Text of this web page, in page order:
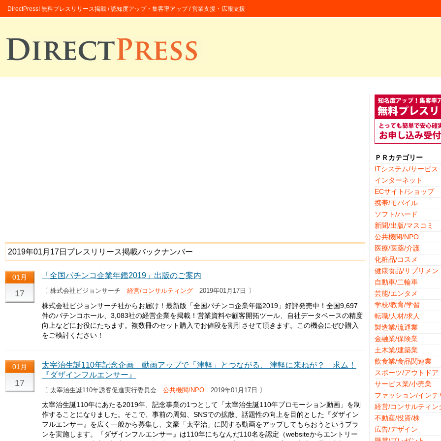
DirectPress! 無料プレスリリース掲載 / 認知度アップ・集客率アップ / 営業支援・広報支援
2019年01月17日プレスリリース掲載バックナンバー
01月
17
「全国パチンコ企業年鑑2019」出版のご案内
〔 株式会社ビジョンサーチ 経営/コンサルティング 2019年01月17日 〕
株式会社ビジョンサーチ社からお届け！最新版「全国パチンコ企業年鑑2019」好評発売中！全国9,697
件のパチンコホール、3,083社の経営企業を掲載！営業資料や顧客開拓ツール、自社データベースの精度
向上などにお役にたちます。複数冊のセット購入でお値段を割引させて頂きます。この機会にぜひ購入
をご検討ください！
01月
17
太宰治生誕110年記念企画 動画アップで「津軽」とつながる、 津軽に来ねが？ 求ム！
『ダザインフルエンサー』
〔 太宰治生誕110年誘客促進実行委員会 公共機関/NPO 2019年01月17日 〕
太宰治生誕110年にあたる2019年、記念事業の1つとして「太宰治生誕110年プロモーション動画」を制
作することになりました。そこで、事前の周知、SNSでの拡散、話題性の向上を目的とした『ダザイン
フルエンサー』を広く一般から募集し、文豪「太宰治」に関する動画をアップしてもらおうというプラ
ンを実施します。『ダザインフルエンサー』は110年にちなんだ110名を認定（websiteからエントリー
ＰＲカテゴリー
ITシステム/サービス
インターネット
ECサイト/ショップ
携帯/モバイル
ソフト/ハード
新聞/出版/マスコミ
公共機関/NPO
医療/医薬/介護
化粧品/コスメ
健康食品/サプリメン
自動車/二輪車
芸能/エンタメ
学校/教育/学習
転職/人材/求人
製造業/流通業
金融業/保険業
土木業/建築業
飲食業/食品関連業
スポーツ/アウトドア
サービス業/小売業
ファッション/インテ
経営/コンサルティン
不動産/投資/株
広告/デザイン